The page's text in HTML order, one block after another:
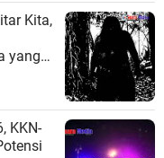
Kita,
yang
KKN-